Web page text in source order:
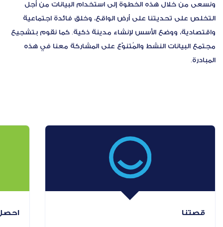
ونسعى من خلال هذه الخطوة إلى استخدام البيانات من أجل
التخلص على تحديتنا على أرض الواقع، وخلق فائدة اجتماعية
واقتصادية، ووضع الأُسس لإنشاء مدينة ذكية. كما نقوم بتشجيع
مجتمع البيانات النشط والمُتنوّع على المشاركة معنا في هذه
المبادرة.
قصتنا